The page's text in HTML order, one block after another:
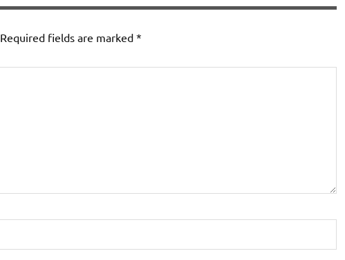
Required fields are marked *